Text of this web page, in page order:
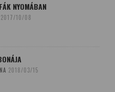
NYOMÁBAN
2017/10/08
2018/03/15